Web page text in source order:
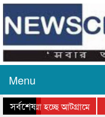
Menu
সর্বশেষ
যাওয়া হচ্ছে আটগ্রামে